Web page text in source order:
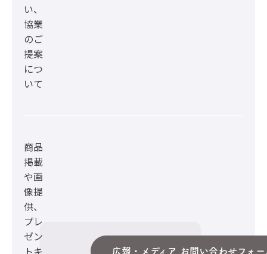
い、
協業
のご
提案
につ
いて
商品
掲載
や画
像提
供、
プレ
ゼン
トキ
広報・メディア お問い合わせフォー